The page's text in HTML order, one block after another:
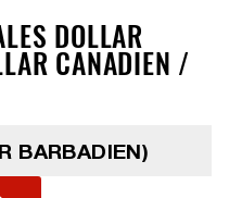
DOLLAR
CANADIEN /
BARBADIEN)